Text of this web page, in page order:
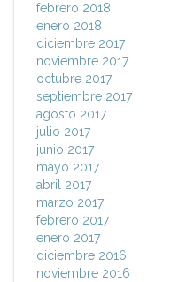
febrero 2018
enero 2018
diciembre 2017
noviembre 2017
octubre 2017
septiembre 2017
agosto 2017
julio 2017
junio 2017
mayo 2017
abril 2017
marzo 2017
febrero 2017
enero 2017
diciembre 2016
noviembre 2016